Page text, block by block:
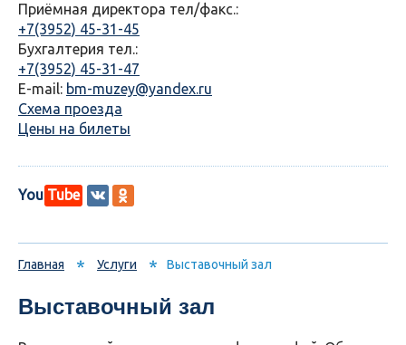
Приёмная директора тел/факс.:
+7(3952) 45-31-45
Бухгалтерия тел.:
+7(3952) 45-31-47
E-mail: bm-muzey@yandex.ru
Схема проезда
Цены на билеты
You Tube
Главная * Услуги * Выставочный зал
Выставочный зал